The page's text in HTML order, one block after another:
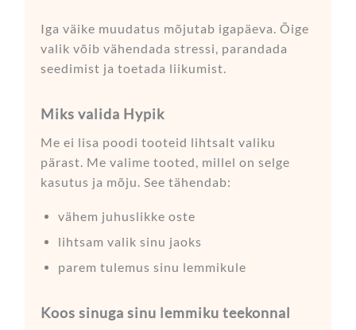
Iga väike muudatus mõjutab igapäeva. Õige
valik võib vähendada stressi, parandada
seedimist ja toetada liikumist.
Miks valida Hypik
Me ei lisa poodi tooteid lihtsalt valiku
pärast. Me valime tooted, millel on selge
kasutus ja mõju. See tähendab:
vähem juhuslikke oste
lihtsam valik sinu jaoks
parem tulemus sinu lemmikule
Koos sinuga sinu lemmiku teekonnal